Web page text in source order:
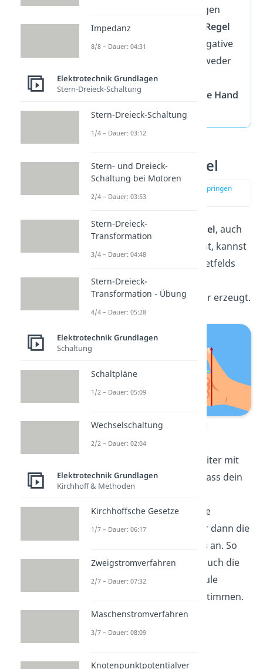
bewegte positive Ladungen
immer die
Rechte Hand Regel
benutzt. Für bewegte negative
Ladungen musst du entweder
die Rechte Hand Regel
umdenken oder die
Linke Hand
Regelverwenden.
Rechte Faust Regel
zur Stelle im Video springen
(03:47)
Mit derRechten Faust Regel, auch
Korkenzieherregel genannt, kannst
du die Richtung des Magnetfelds
bestimmen, welches ein
stromdurchflossener Leiter erzeugt.
Rechte-Faust-Regel
Dabei umgreifst du den Leiter mit
deiner Rechten Hand so, dass dein
Stromrichtungzeigt. Deine
restlichen Finger geben dir dann die
Richtung des Magnetfeldsan. So
kannst du beispielsweise auch die
Richtung des von einer Spule
erzeugten Magnetfeld bestimmen.
Impedanz
8/8 – Dauer: 04:31
Elektrotechnik Grundlagen
Stern-Dreieck-Schaltung
Stern-Dreieck-Schaltung
1/4 – Dauer: 03:12
Stern- und Dreieck-
Schaltung bei Motoren
2/4 – Dauer: 03:53
Stern-Dreieck-
Transformation
3/4 – Dauer: 04:48
Stern-Dreieck-
Transformation - Übung
4/4 – Dauer: 05:28
Elektrotechnik Grundlagen
Schaltung
Schaltpläne
1/2 – Dauer: 05:09
Wechselschaltung
2/2 – Dauer: 02:04
Elektrotechnik Grundlagen
Kirchhoff & Methoden
Kirchhoffsche Gesetze
1/7 – Dauer: 06:17
Zweigstromverfahren
2/7 – Dauer: 07:32
Maschenstromverfahren
3/7 – Dauer: 08:09
Knotenpunktpotentialver